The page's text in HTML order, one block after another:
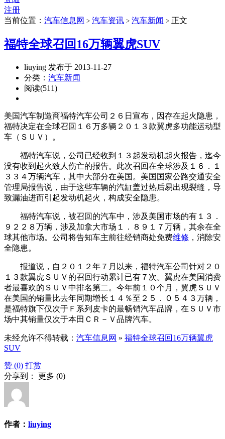
注册
当前位置： 汽车信息网 > 汽车资讯 > 汽车新闻 > 正文
福特全球召回16万辆翼虎SUV
liuying 发布于 2013-11-27
分类： 汽车新闻
阅读(511)
美国汽车制造商福特汽车公司２６日宣布，因存在起火隐患，
福特决定在全球召回１６万多辆２０１３款翼虎多功能运动型
车（ＳＵＶ）。
福特汽车说，公司已经收到１３起发动机起火报告，迄今
没有收到起火致人伤亡的报告。此次召回在全球涉及１６．１
３３４万辆汽车，其中大部分在美国。美国国家公路交通安全
管理局报告说，由于这些车辆的汽缸盖过热后易出现裂缝，导
致漏油进而引起发动机起火，构成安全隐患。
福特汽车说，被召回的汽车中，涉及美国市场的有１３．
９２２８万辆，涉及加拿大市场１．８９１７万辆，其余在全
球其他市场。公司将告知车主前往经销商处免费维修 ，消除安
全隐患。
报道说，自２０１２年７月以来，福特汽车公司针对２０
１３款翼虎ＳＵＶ的召回行动累计已有７次。翼虎在美国消费
者最喜欢的ＳＵＶ中排名第二。今年前１０个月，翼虎ＳＵＶ
在美国的销量比去年同期增长１４％至２５．０５４３万辆，
是福特旗下仅次于Ｆ系列皮卡的最畅销汽车品牌，在ＳＵＶ市
场中其销量仅次于本田ＣＲ－Ｖ品牌汽车。
未经允许不得转载： 汽车信息网 » 福特全球召回16万辆翼虎
SUV
赞 (0) 打赏
分享到： 更多 (0)
作者： liuying